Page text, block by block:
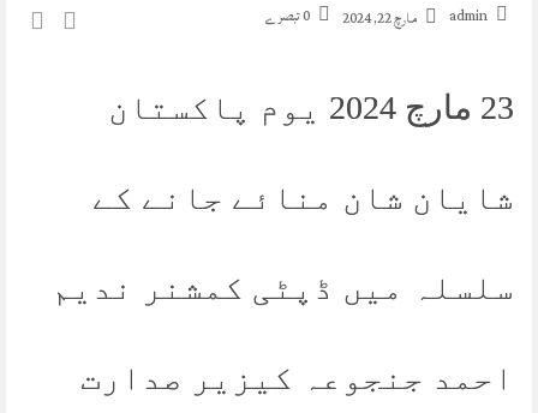
admin مارچ 22, 2024
23 مارچ 2024 یوم پاکستان
شایان شان منائے جانے کے
سلسلہ میں ڈپٹی کمشنر ندیم
احمد جنجوعہ کیزیر صدارت